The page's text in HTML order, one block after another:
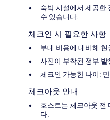
숙박 시설에서 제공한
수 있습니다.
체크인 시 필요한 사항
부대 비용에 대비해
사진이 부착된 정부
체크인 가능한 나이:
체크아웃 안내
호스트는 체크아웃 전
다.